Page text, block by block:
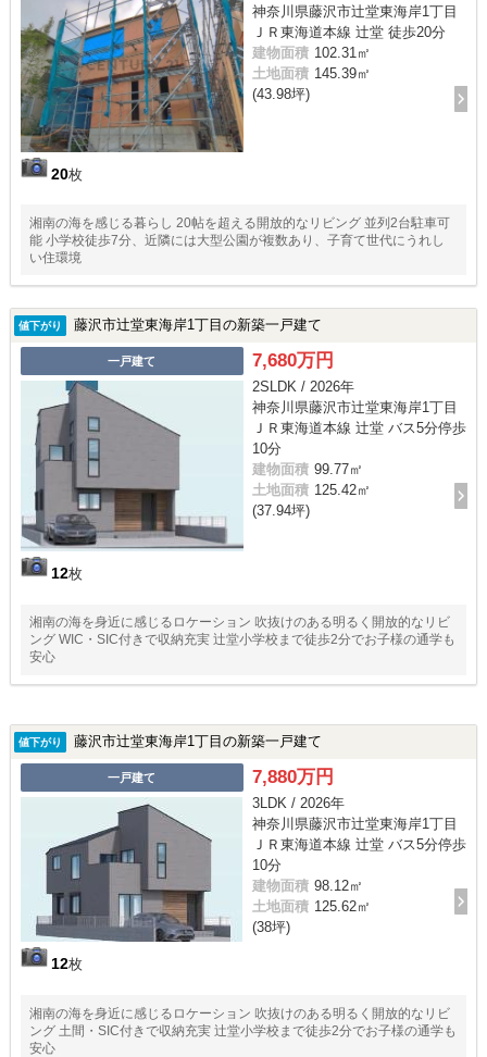
20枚
神奈川県藤沢市辻堂東海岸1丁目
ＪＲ東海道本線 辻堂 徒歩20分
建物面積 102.31㎡
土地面積 145.39㎡
(43.98坪)
湘南の海を感じる暮らし 20帖を超える開放的なリビング 並列2台駐車可
能 小学校徒歩7分、近隣には大型公園が複数あり、子育て世代にうれし
い住環境
値下がり 藤沢市辻堂東海岸1丁目の新築一戸建て
一戸建て
12枚
7,680万円
2SLDK / 2026年
神奈川県藤沢市辻堂東海岸1丁目
ＪＲ東海道本線 辻堂 バス5分停歩
10分
建物面積 99.77㎡
土地面積 125.42㎡
(37.94坪)
湘南の海を身近に感じるロケーション 吹抜けのある明るく開放的なリビ
ング WIC・SIC付きで収納充実 辻堂小学校まで徒歩2分でお子様の通学も
安心
値下がり 藤沢市辻堂東海岸1丁目の新築一戸建て
一戸建て
12枚
7,880万円
3LDK / 2026年
神奈川県藤沢市辻堂東海岸1丁目
ＪＲ東海道本線 辻堂 バス5分停歩
10分
建物面積 98.12㎡
土地面積 125.62㎡
(38坪)
湘南の海を身近に感じるロケーション 吹抜けのある明るく開放的なリビ
ング 土間・SIC付きで収納充実 辻堂小学校まで徒歩2分でお子様の通学も
安心